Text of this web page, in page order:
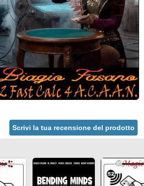
Scrivi la tua recensione del prodotto